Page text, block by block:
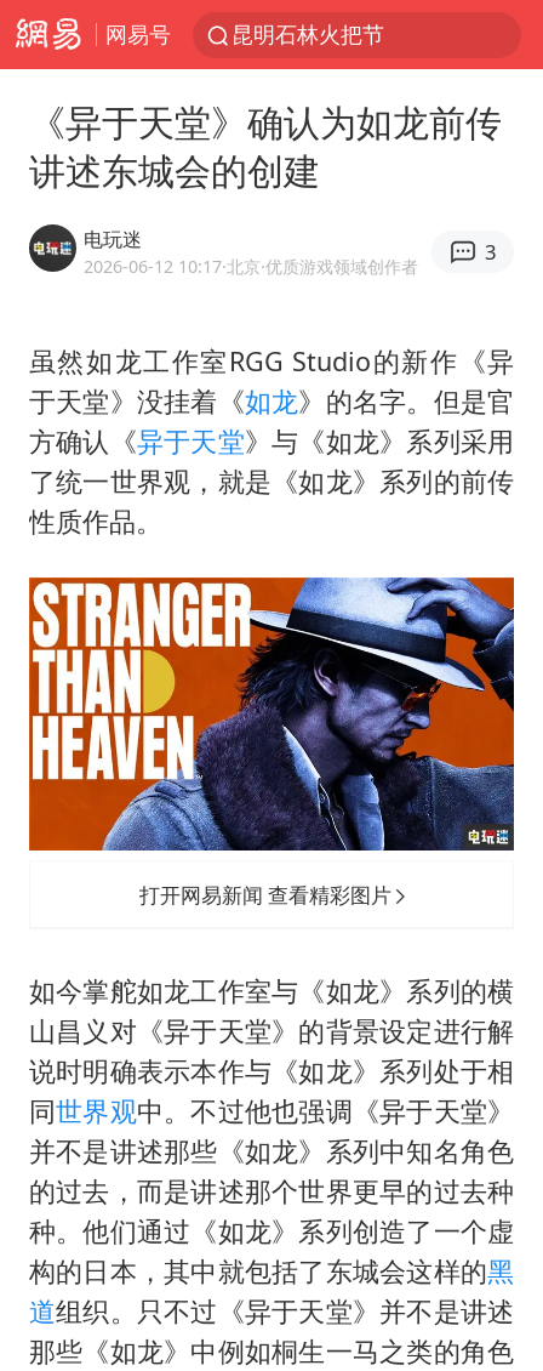
网易号
昆明石林火把节
宇树科技发行价格150.80元/股
官方回应献血屋不让市民入内躲雨
80后女柜员逆袭成4200亿银行副行长
感觉全东北都在等7号
中央气象台发布台风黄色预警
扎哈罗娃批广岛市长不提美国原子弹
金饰克价大幅跳涨
关之琳否认与27岁模特的恋情
多地要求领导干部带头休假
对话重庆地铁吐血女孩
奋进开新局 实干挑大梁
《异于天堂》确认为如龙前传
讲述东城会的创建
电玩迷
2026-06-12 10:17·北京·优质游戏领域创作者
3
虽然如龙工作室RGG Studio的新作《异
于天堂》没挂着《如龙》的名字。但是官
方确认《异于天堂》与《如龙》系列采用
了统一世界观，就是《如龙》系列的前传
性质作品。
打开网易新闻 查看精彩图片
如今掌舵如龙工作室与《如龙》系列的横
山昌义对《异于天堂》的背景设定进行解
说时明确表示本作与《如龙》系列处于相
同世界观中。不过他也强调《异于天堂》
并不是讲述那些《如龙》系列中知名角色
的过去，而是讲述那个世界更早的过去种
种。他们通过《如龙》系列创造了一个虚
构的日本，其中就包括了东城会这样的黑
道组织。只不过《异于天堂》并不是讲述
那些《如龙》中例如桐生一马之类的角色